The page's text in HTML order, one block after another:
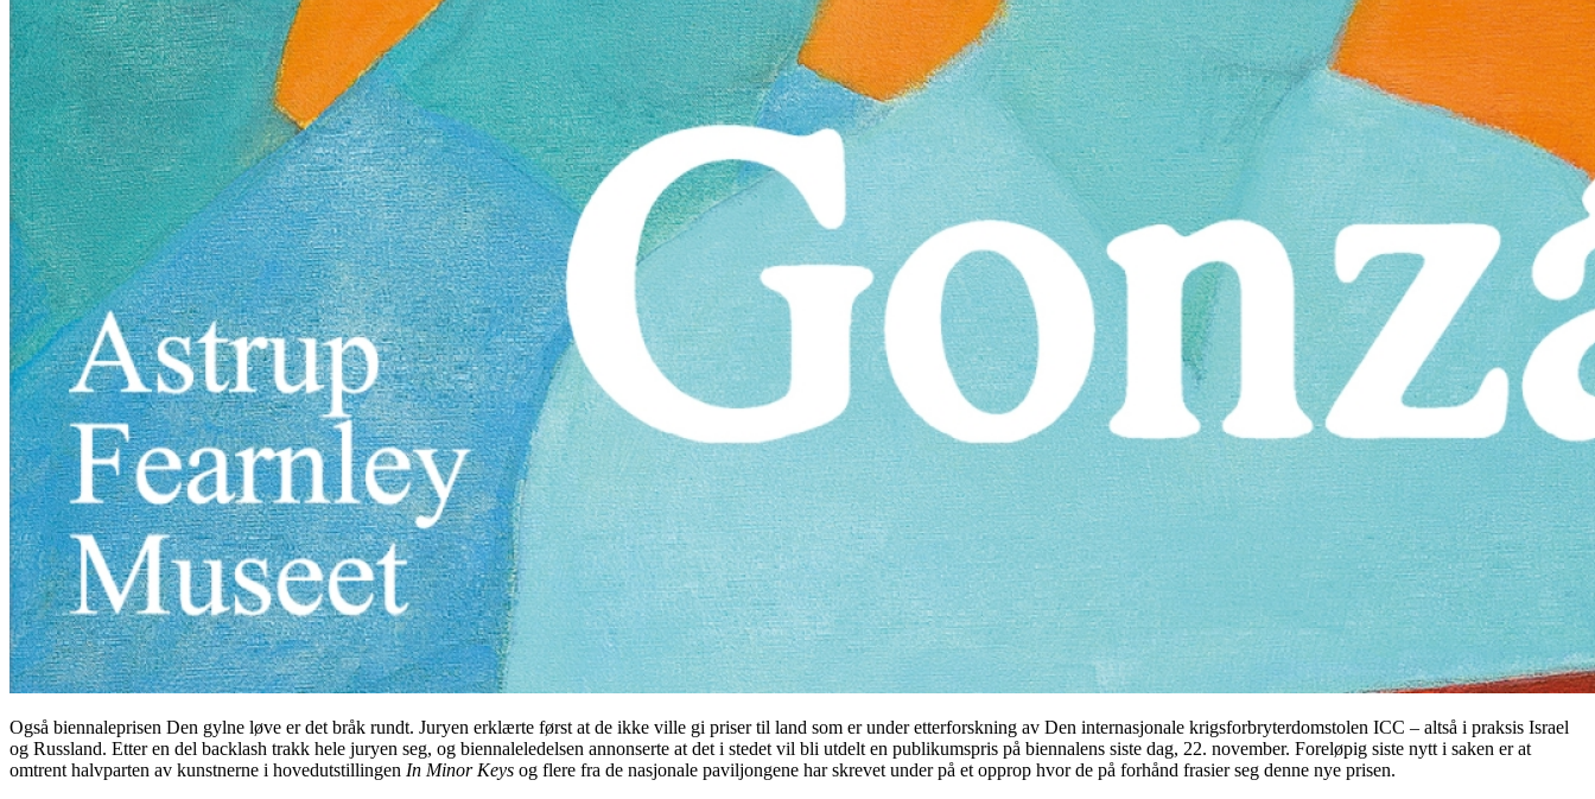
Også biennaleprisen Den gylne løve er det bråk rundt. Juryen erklærte først at de ikke ville gi priser til land som er under etterforskning av Den internasjonale krigsforbryterdomstolen ICC – altså i praksis Israel
og Russland. Etter en del backlash trakk hele juryen seg, og biennaleledelsen annonserte at det i stedet vil bli utdelt en publikumspris på biennalens siste dag, 22. november. Foreløpig siste nytt i saken er at
omtrent halvparten av kunstnerne i hovedutstillingen In Minor Keys og flere fra de nasjonale paviljongene har skrevet under på et opprop hvor de på forhånd frasier seg denne nye prisen.